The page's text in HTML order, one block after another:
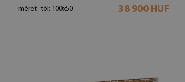
méret -tól: 100x50 38 900 HUF